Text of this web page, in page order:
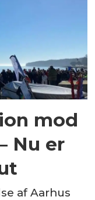
mod
Nu er
af Aarhus